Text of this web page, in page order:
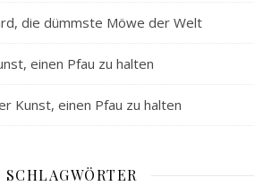
die dümmste Möwe der Welt
einen Pfau zu halten
Kunst, einen Pfau zu halten
SCHLAGWÖRTER